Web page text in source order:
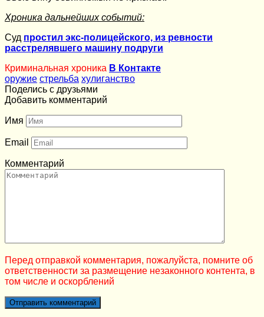
Хроника дальнейших событий:
Суд простил экс-полицейского, из ревности
расстрелявшего машину подруги
Криминальная хроника В Контакте
оружие стрельба хулиганство
Поделись с друзьями
Добавить комментарий
Имя
Email
Комментарий
Перед отправкой комментария, пожалуйста, помните об
ответственности за размещение незаконного контента, в
том числе и оскорблений